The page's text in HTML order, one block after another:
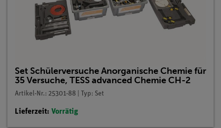
Set Schülerversuche Anorganische Chemie für
35 Versuche, TESS advanced Chemie CH-2
Artikel-Nr.: 25301-88 | Typ: Set
Lieferzeit: Vorrätig